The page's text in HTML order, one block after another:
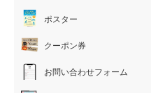
ポスター
クーポン券
お問い合わせフォーム